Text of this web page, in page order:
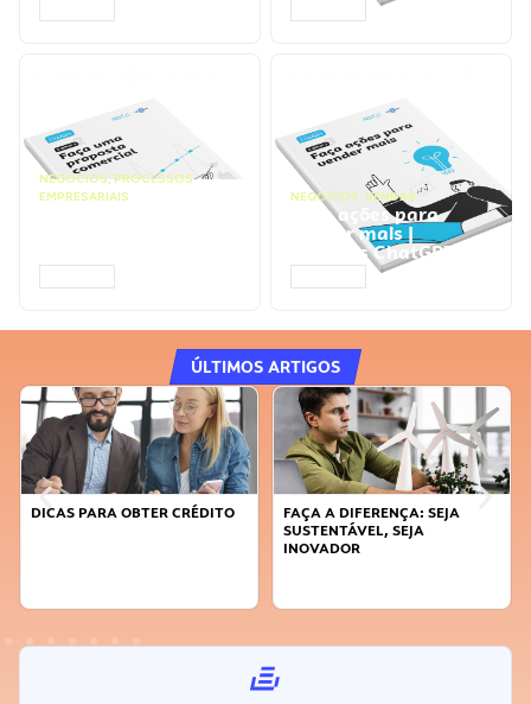
NEGÓCIOS, PROCESSOS
EMPRESARIAIS
NEGÓCIOS, VENDAS
Faça ações para
vender mais |
Prompts ChatGPT
ÚLTIMOS ARTIGOS
DICAS PARA OBTER CRÉDITO
FAÇA A DIFERENÇA: SEJA
SUSTENTÁVEL, SEJA
INOVADOR